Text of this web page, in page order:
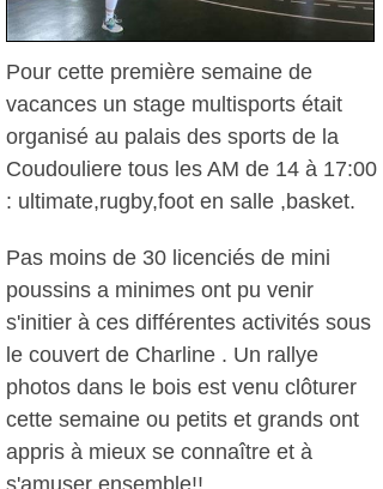
Pour cette première semaine de
vacances un stage multisports était
organisé au palais des sports de la
Coudouliere tous les AM de 14 à 17:00
: ultimate,rugby,foot en salle ,basket.
Pas moins de 30 licenciés de mini
poussins a minimes ont pu venir
s'initier à ces différentes activités sous
le couvert de Charline . Un rallye
photos dans le bois est venu clôturer
cette semaine ou petits et grands ont
appris à mieux se connaître et à
s'amuser ensemble!!